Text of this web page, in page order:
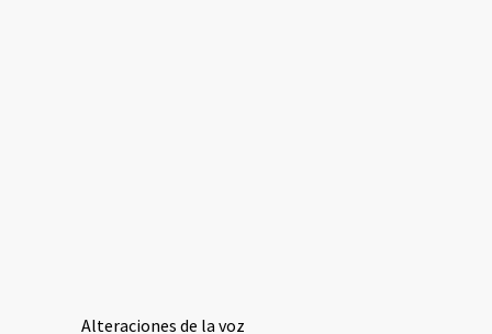
Alteraciones de la voz